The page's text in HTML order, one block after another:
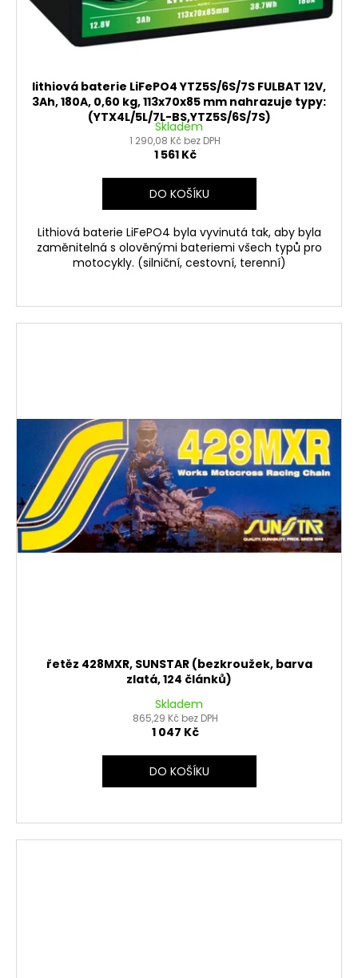
lithiová baterie LiFePO4 YTZ5S/6S/7S FULBAT 12V,
3Ah, 180A, 0,60 kg, 113x70x85 mm nahrazuje typy:
(YTX4L/5L/7L-BS,YTZ5S/6S/7S)
Skladem
1 290,08 Kč bez DPH
1 561 Kč
DO KOŠÍKU
Lithiová baterie LiFePO4 byla vyvinutá tak, aby byla
zaměnitelná s olověnými bateriemi všech typů pro
motocykly. (silniční, cestovní, terenní)
řetěz 428MXR, SUNSTAR (bezkroužek, barva
zlatá, 124 článků)
Skladem
865,29 Kč bez DPH
1 047 Kč
DO KOŠÍKU